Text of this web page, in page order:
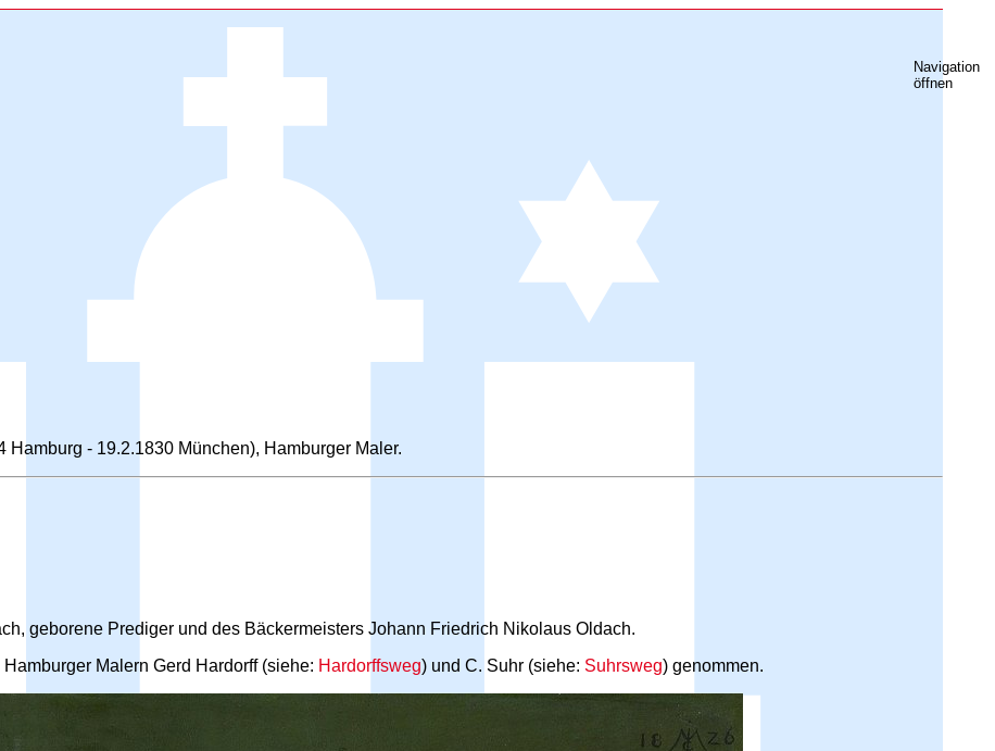
Navigation
öffnen
Hamburg - 19.2.1830 München), Hamburger Maler.
geborene Prediger und des Bäckermeisters Johann Friedrich Nikolaus Oldach.
Malern Gerd Hardorff (siehe: Hardorffsweg) und C. Suhr (siehe: Suhrsweg) genommen.